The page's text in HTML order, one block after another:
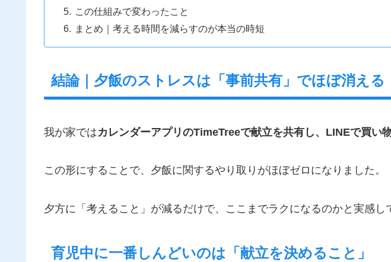
この仕組みで変わったこと
まとめ｜考える時間を減らすのが本当の時短
結論｜夕飯のストレスは「事前共有」でほぼ消える
我が家ではカレンダーアプリのTimeTreeで献立を共有し、LINEで買い
この形にすることで、夕飯に関するやり取りがほぼゼロになりました。
夕方に「考えること」が減るだけで、ここまでラクになるのかと実感し
育児中に一番しんどいのは「献立を決めること」